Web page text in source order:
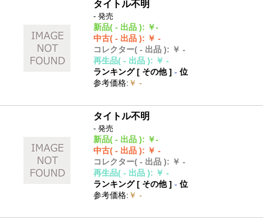
タイトル不明
- 発売
新品( - 出品 ): ￥-
中古( - 出品 ): ￥ -
コレクター( - 出品 ): ￥ -
再生品( - 出品 ): ￥ -
ランキング [ その他]- 位
参考価格: ￥ -
タイトル不明
- 発売
新品( - 出品 ): ￥-
中古( - 出品 ): ￥ -
コレクター( - 出品 ): ￥ -
再生品( - 出品 ): ￥ -
ランキング [ その他]- 位
参考価格: ￥ -